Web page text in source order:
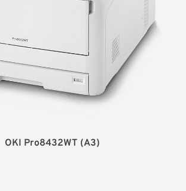
OKI Pro8432WT (A3)